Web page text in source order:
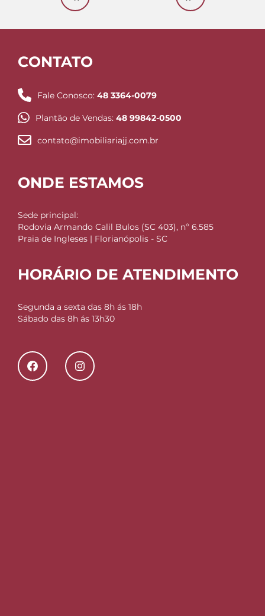
CONTATO
Fale Conosco: 48 3364-0079
Plantão de Vendas: 48 99842-0500
contato@imobiliariajj.com.br
ONDE ESTAMOS
Sede principal:
Rodovia Armando Calil Bulos (SC 403), nº 6.585
Praia de Ingleses | Florianópolis - SC
HORÁRIO DE ATENDIMENTO
Segunda a sexta das 8h ás 18h
Sábado das 8h ás 13h30